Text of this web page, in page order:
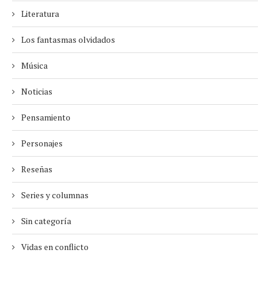
Literatura
Los fantasmas olvidados
Música
Noticias
Pensamiento
Personajes
Reseñas
Series y columnas
Sin categoría
Vidas en conflicto